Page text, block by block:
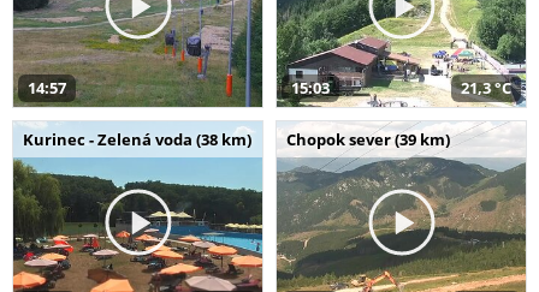
14:57 15:03 21,3 °C
Kurinec - Zelená voda (38 km) Chopok sever (39 km)